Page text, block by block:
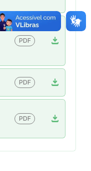
download
PDF
download
PDF
download
PDF